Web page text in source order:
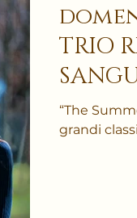
TRIO
“The
grandi